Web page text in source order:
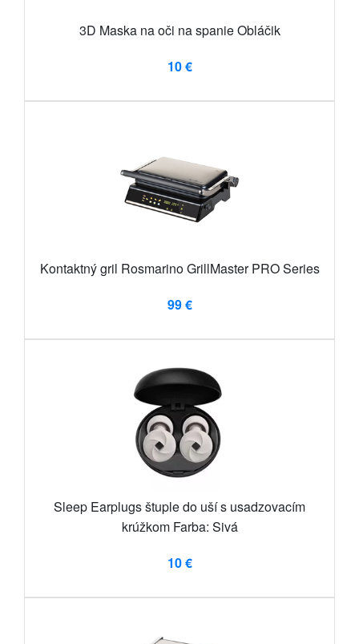
3D Maska na oči na spanie Obláčik
10 €
Kontaktný gril Rosmarino GrillMaster PRO Series
99 €
Sleep Earplugs štuple do uší s usadzovacím
krúžkom Farba: Sivá
10 €